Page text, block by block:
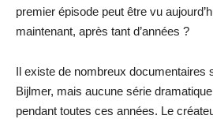
premier épisode peut être vu
maintenant, après tant d’années ?
Il existe de nombreux documentaires
Bijlmer, mais aucune série
pendant toutes ces années. Le